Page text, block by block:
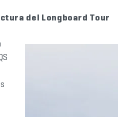
del Longboard Tour